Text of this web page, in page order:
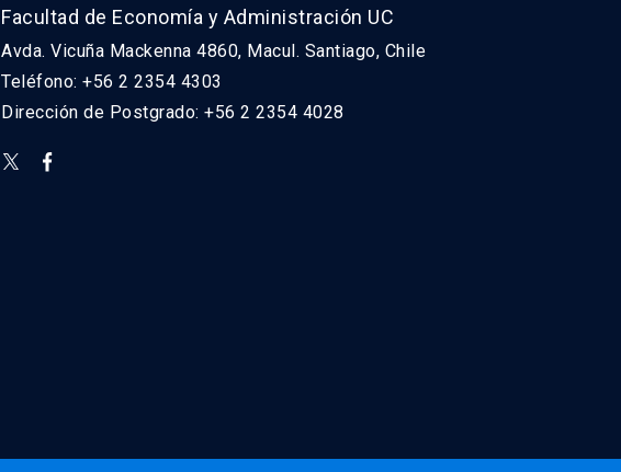
Facultad de Economía y Administración UC
Avda. Vicuña Mackenna 4860, Macul. Santiago, Chile
Teléfono: +56 2 2354 4303
Dirección de Postgrado: +56 2 2354 4028